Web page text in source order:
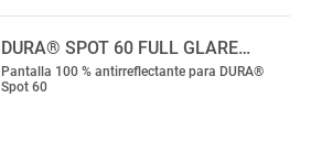
DURA® SPOT 60 FULL GLARE…
Pantalla 100 % antirreflectante para DURA®
Spot 60